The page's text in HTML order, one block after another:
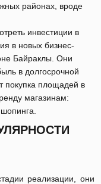
районах, вроде
инвестиции в
в новых бизнес-
Байраклы. Они
в долгосрочной
покупка площадей в
магазинам:
реализации, они